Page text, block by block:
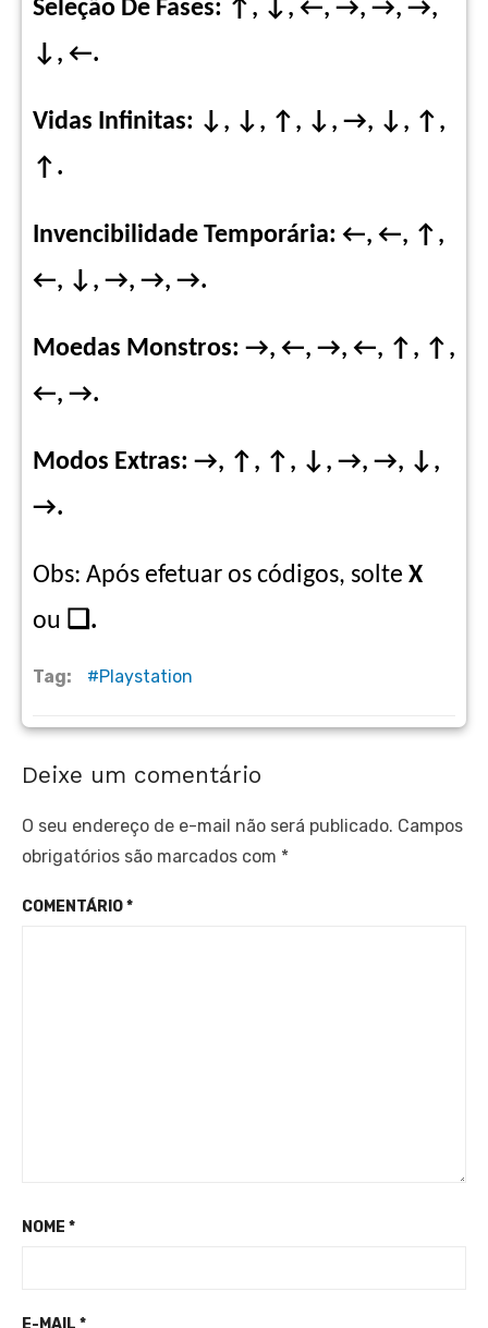
Seleção De Fases: ↑, ↓, ←, →, →, →,
↓, ←.
Vidas Infinitas: ↓, ↓, ↑, ↓, →, ↓, ↑,
↑.
Invencibilidade Temporária: ←, ←, ↑,
←, ↓, →, →, →.
Moedas Monstros: →, ←, →, ←, ↑, ↑,
←, →.
Modos Extras: →, ↑, ↑, ↓, →, →, ↓,
→.
Obs: Após efetuar os códigos, solte X
ou ❑.
Tag: Playstation
Deixe um comentário
O seu endereço de e-mail não será publicado. Campos
obrigatórios são marcados com *
COMENTÁRIO*
NOME *
E-MAIL *